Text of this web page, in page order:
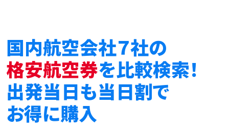
国内航空会社７社の
格安航空券を比較検索！
出発当日も当日割で
お得に購入